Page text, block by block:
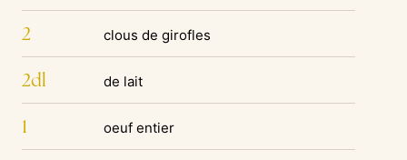
2 clous de girofles
2dl de lait
1 oeuf entier